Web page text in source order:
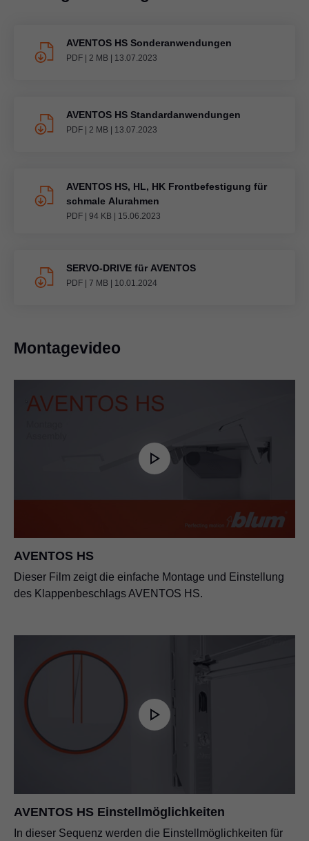
AVENTOS HS Sonderanwendungen
PDF | 2 MB | 13.07.2023
AVENTOS HS Standardanwendungen
PDF | 2 MB | 13.07.2023
AVENTOS HS, HL, HK Frontbefestigung für
schmale Alurahmen
PDF | 94 KB | 15.06.2023
SERVO-DRIVE für AVENTOS
PDF | 7 MB | 10.01.2024
Montagevideo
AVENTOS HS
Dieser Film zeigt die einfache Montage und Einstellung
des Klappenbeschlags AVENTOS HS.
AVENTOS HS Einstellmöglichkeiten
In dieser Sequenz werden die Einstellmöglichkeiten für